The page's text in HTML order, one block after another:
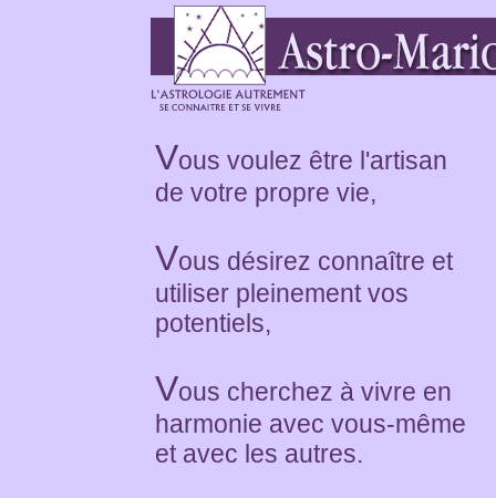
Vous voulez être l'artisan
de votre propre vie,
Vous désirez connaître et
utiliser pleinement vos
potentiels,
Vous cherchez à vivre en
harmonie avec vous-même
et avec les autres.